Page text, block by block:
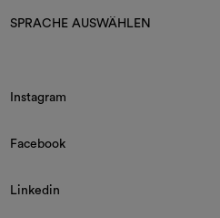
SPRACHE AUSWÄHLEN
Instagram
Facebook
Linkedin